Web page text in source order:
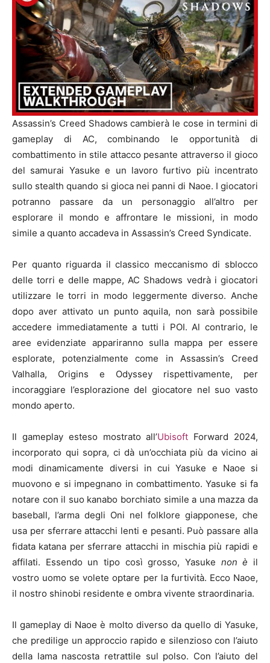
Assassin’s Creed Shadows cambierà le cose in termini di
gameplay di AC, combinando le opportunità di
combattimento in stile attacco pesante attraverso il gioco
del samurai Yasuke e un lavoro furtivo più incentrato
sullo stealth quando si gioca nei panni di Naoe. I giocatori
potranno passare da un personaggio all’altro per
esplorare il mondo e affrontare le missioni, in modo
simile a quanto accadeva in Assassin’s Creed Syndicate.
Per quanto riguarda il classico meccanismo di sblocco
delle torri e delle mappe, AC Shadows vedrà i giocatori
utilizzare le torri in modo leggermente diverso. Anche
dopo aver attivato un punto aquila, non sarà possibile
accedere immediatamente a tutti i POI. Al contrario, le
aree evidenziate appariranno sulla mappa per essere
esplorate, potenzialmente come in Assassin’s Creed
Valhalla, Origins e Odyssey rispettivamente, per
incoraggiare l’esplorazione del giocatore nel suo vasto
mondo aperto.
Il gameplay esteso mostrato all’Ubisoft Forward 2024,
incorporato qui sopra, ci dà un’occhiata più da vicino ai
modi dinamicamente diversi in cui Yasuke e Naoe si
muovono e si impegnano in combattimento. Yasuke si fa
notare con il suo kanabo borchiato simile a una mazza da
baseball, l’arma degli Oni nel folklore giapponese, che
usa per sferrare attacchi lenti e pesanti. Può passare alla
fidata katana per sferrare attacchi in mischia più rapidi e
affilati. Essendo un tipo così grosso, Yasuke non è il
vostro uomo se volete optare per la furtività. Ecco Naoe,
il nostro shinobi residente e ombra vivente straordinaria.
Il gameplay di Naoe è molto diverso da quello di Yasuke,
che predilige un approccio rapido e silenzioso con l’aiuto
della lama nascosta retrattile sul polso. Con l’aiuto del